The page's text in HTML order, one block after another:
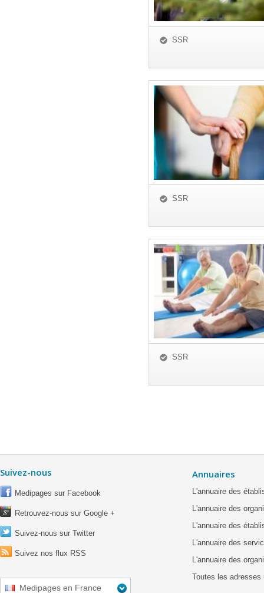
SSR
SSR
SSR
Suivez-nous
Medipages sur Facebook
Retrouvez-nous sur Google +
Suivez-nous sur Twitter
Suivez nos flux RSS
Medipages en France
Annuaires
L'annuaire des
L'annuaire des
L'annuaire des
L'annuaire des
L'annuaire des
Toutes les adresses